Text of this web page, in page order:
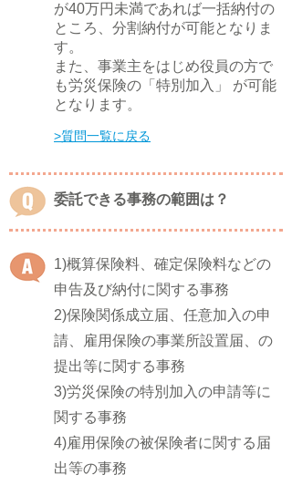
が40万円未満であれば一括納付の
ところ、分割納付が可能となりま
す。
また、事業主をはじめ役員の方で
も労災保険の「特別加入」 が可能
となります。
​>質問一覧に戻る
委託できる事務の範囲は？
1)概算保険料、確定保険料などの
申告及び納付に関する事務
2)保険関係成立届、任意加入の申
請、雇用保険の事業所設置届、の
提出等に関する事務
3)労災保険の特別加入の申請等に
関する事務
4)雇用保険の被保険者に関する届
出等の事務